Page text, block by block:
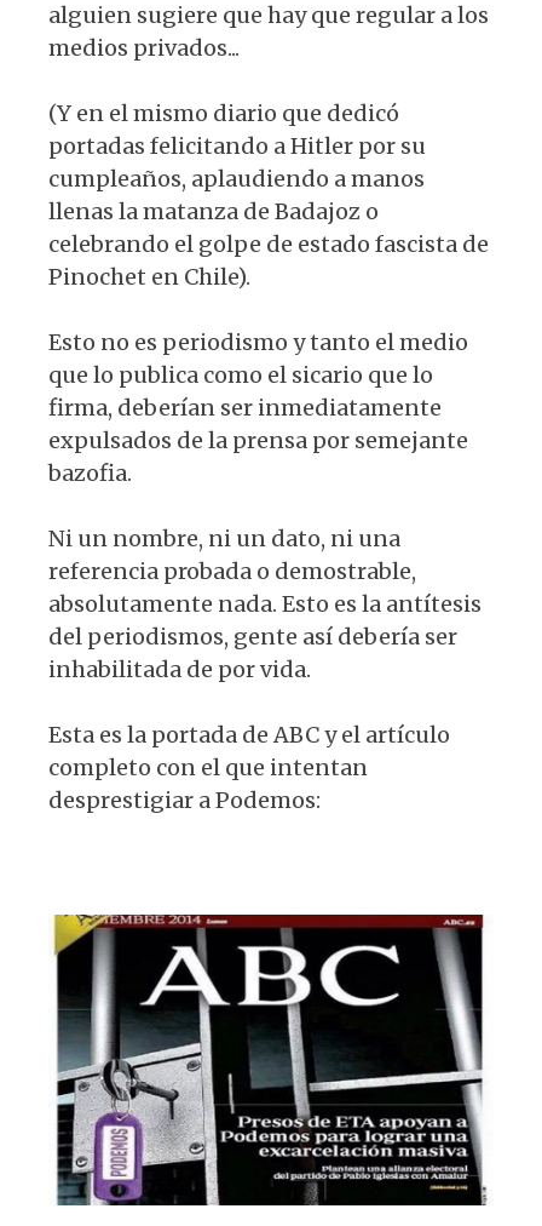
alguien sugiere que hay que regular a los
medios privados...
(Y en el mismo diario que dedicó
portadas felicitando a Hitler por su
cumpleaños, aplaudiendo a manos
llenas la matanza de Badajoz o
celebrando el golpe de estado fascista de
Pinochet en Chile).
Esto no es periodismo y tanto el medio
que lo publica como el sicario que lo
firma, deberían ser inmediatamente
expulsados de la prensa por semejante
bazofia.
Ni un nombre, ni un dato, ni una
referencia probada o demostrable,
absolutamente nada. Esto es la antítesis
del periodismos, gente así debería ser
inhabilitada de por vida.
Esta es la portada de ABC y el artículo
completo con el que intentan
desprestigiar a Podemos: